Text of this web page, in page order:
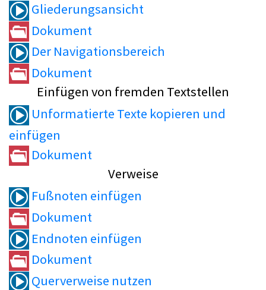
Gliederungsansicht
Dokument
Der Navigationsbereich
Dokument
Einfügen von fremden Textstellen
Unformatierte Texte kopieren und
einfügen
Dokument
Verweise
Fußnoten einfügen
Dokument
Endnoten einfügen
Dokument
Querverweise nutzen